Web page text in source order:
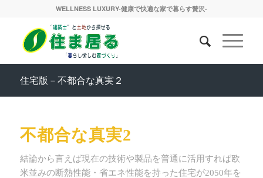
WELLNESS LUXURY-健康で快適な家で暮らす贅沢-
住宅版－不都合な真実２
不都合な真実2
結論から言えば現在の技術や製品を普通に活用すれば欧
米並みの断熱性能・省エネ性能を持った住宅が2050年を